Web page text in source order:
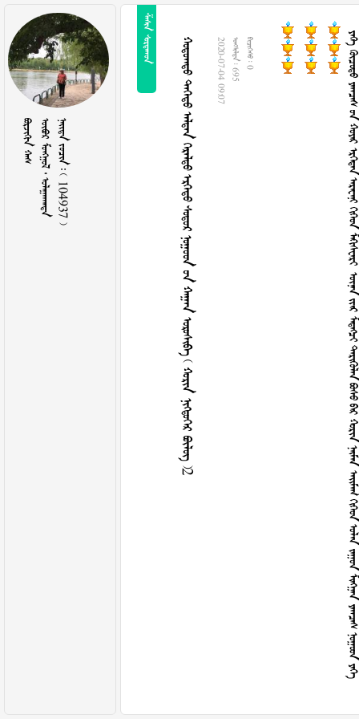
        104937 
                2 2020-07-04 09:07  695  0